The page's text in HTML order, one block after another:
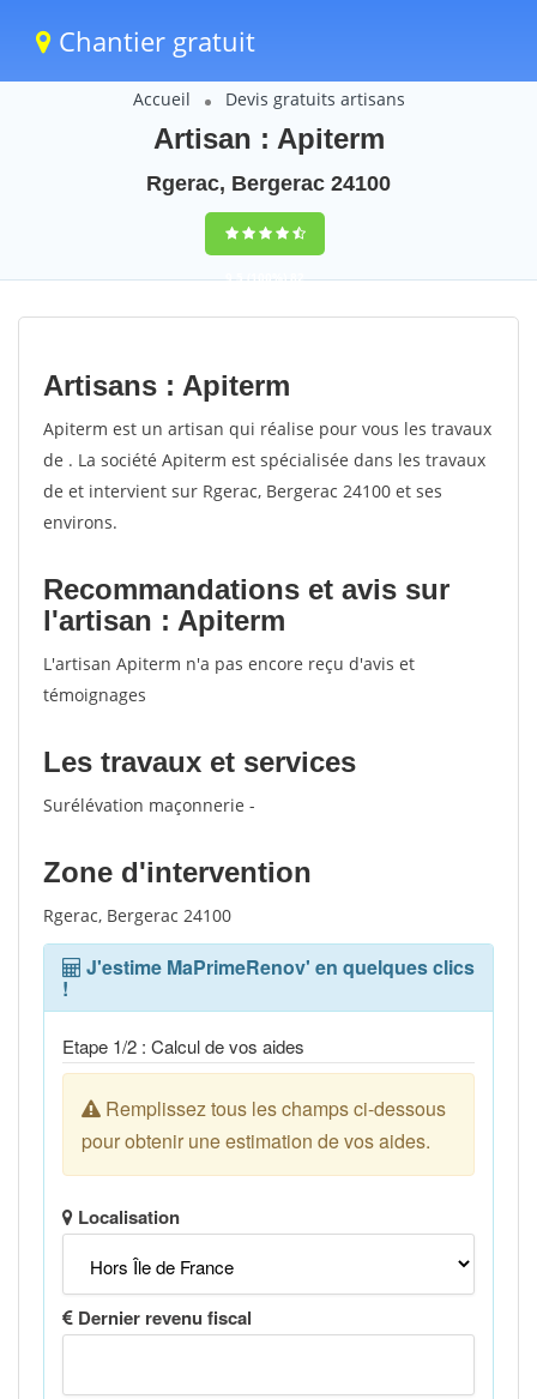
Chantier gratuit
Accueil Devis gratuits artisans
Artisan : Apiterm
Rgerac, Bergerac 24100
9,5(100%)82
votes
Artisans : Apiterm
Apiterm est un artisan qui réalise pour vous les travaux
de . La société Apiterm est spécialisée dans les travaux
de et intervient sur Rgerac, Bergerac 24100 et ses
environs.
Recommandations et avis sur
l'artisan : Apiterm
L'artisan Apiterm n'a pas encore reçu d'avis et
témoignages
Les travaux et services
Surélévation maçonnerie -
Zone d'intervention
Rgerac, Bergerac 24100